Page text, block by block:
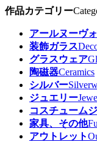
作品カテゴリー
アールヌーヴ
装飾ガラス
グラスウェア
陶磁器Ceramics
シルバー
ジュエリー
コスチューム
家具、その他
アウトレット